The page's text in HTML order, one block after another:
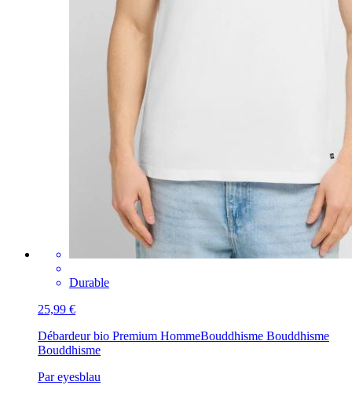
Durable
25,99 €
Débardeur bio Premium HommeBouddhisme Bouddhisme
Bouddhisme
Par eyesblau